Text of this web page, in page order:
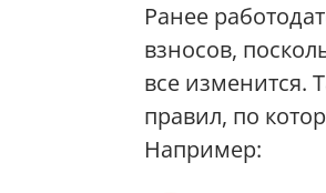
Ранее
взносов,
все изменится.
правил, по
Например: